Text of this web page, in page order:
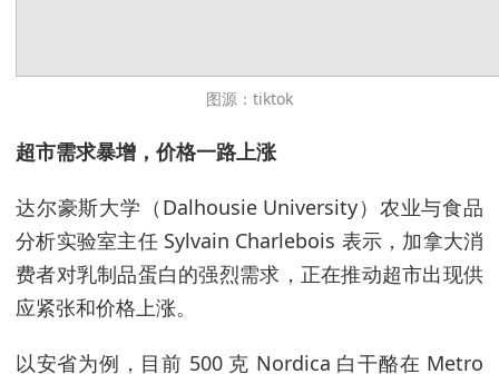
图源：tiktok
超市需求暴增，价格一路上涨
达尔豪斯大学（Dalhousie University）农业与食品
分析实验室主任 Sylvain Charlebois 表示，加拿大消
费者对乳制品蛋白的强烈需求，正在推动超市出现供
应紧张和价格上涨。
以安省为例，目前 500 克 Nordica 白干酪在 Metro